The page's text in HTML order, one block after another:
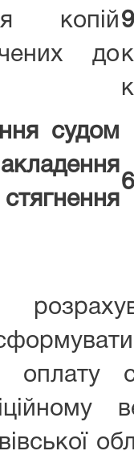
копій
до
судом
оплату